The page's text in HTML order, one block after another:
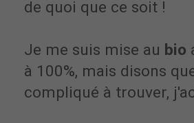
de quoi que ce soit !
Je me suis mise au bio
à 100%, mais disons
compliqué à trouver,